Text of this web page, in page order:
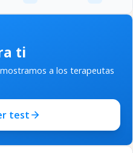
ti
a los terapeutas
test